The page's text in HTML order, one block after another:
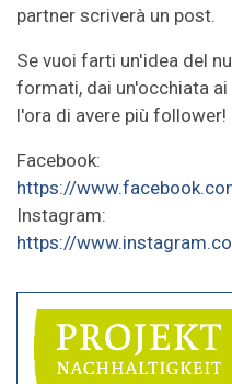
partner scriverà un post.
Se vuoi farti un'idea del
formati, dai un'occhiata
l'ora di avere più follower!
Facebook:
https://
Instagram:
https://